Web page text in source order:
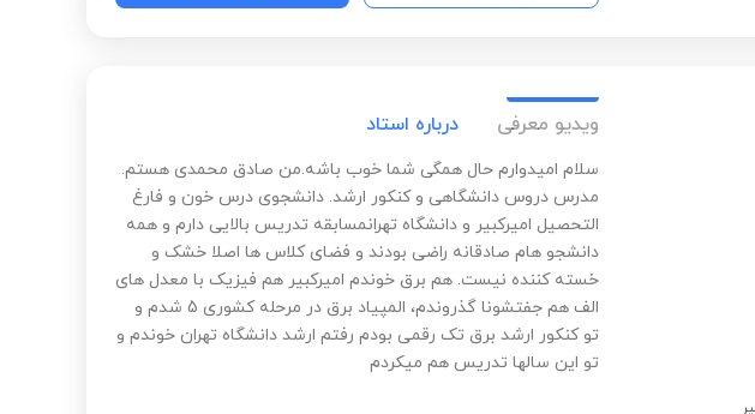
ویدیو معرفی درباره استاد
سلام امیدوارم حال همگی شما خوب باشه.من صادق محمدی هستم.
مدرس دروس دانشگاهی و کنکور ارشد. دانشجوی درس خون و فارغ
التحصیل امیرکبیر و دانشگاه تهرانمسابقه تدریس بالایی دارم و همه
دانشجو هام صادقانه راضی بودند و فضای کلاس ها اصلا خشک و
خسته کننده نیست. هم برق خوندم امیرکبیر هم فیزیک با معدل های
الف هم جفتشونا گذروندم، المپیاد برق در مرحله کشوری 5 شدم و
تو کنکور ارشد برق تک رقمی بودم رفتم ارشد دانشگاه تهران خوندم و
تو این سالها تدریس هم میکردم